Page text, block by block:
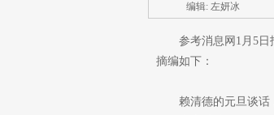
编辑: 左妍冰
参考消息网1月5
摘编如下：
赖清德的元旦谈话